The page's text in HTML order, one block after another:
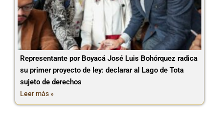
Representante por Boyacá José Luis Bohórquez radica
su primer proyecto de ley: declarar al Lago de Tota
sujeto de derechos
Leer más »